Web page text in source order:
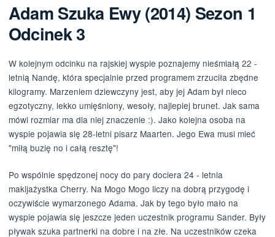
Adam Szuka Ewy (2014) Sezon 1
Odcinek 3
W kolejnym odcinku na rajskiej wyspie poznajemy nieśmiałą 22 -
letnią Nandę, która specjalnie przed programem zrzuciła zbędne
kilogramy. Marzeniem dziewczyny jest, aby jej Adam był nieco
egzotyczny, lekko umięśniony, wesoły, najlepiej brunet. Jak sama
mówi rozmiar ma dla niej znaczenie :). Jako kolejna osoba na
wyspie pojawia się 28-letni pisarz Maarten. Jego Ewa musi mieć
"miłą buzię no i całą resztę"!
Po wspólnie spędzonej nocy do pary dociera 24 - letnia
makijażystka Cherry. Na Mogo Mogo liczy na dobrą przygodę i
oczywiście wymarzonego Adama. Jak by tego było mało na
wyspie pojawia się jeszcze jeden uczestnik programu Sander. Były
pływak szuka partnerki na dobre i na złe. Na uczestników czeka